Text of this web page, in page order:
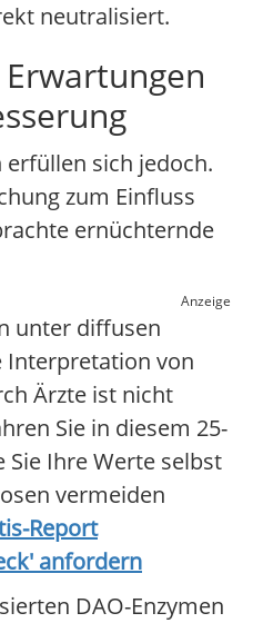
neutralisiert.
sich jedoch.
zum Einfluss
ernüchternde
Anzeige
unter diffusen
Interpretation von
Ärzte ist nicht
Sie in diesem 25-
Sie Ihre Werte selbst
vermeiden
Report
anfordern
DAO-Enzymen